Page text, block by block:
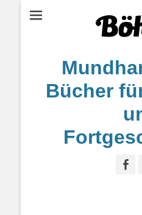
Bücher